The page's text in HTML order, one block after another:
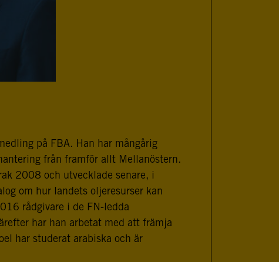
på FBA. Han har mångårig
från framför allt Mellanöstern.
2008 och utvecklade senare, i
om hur landets oljeresurser kan
rådgivare i de FN-ledda
har han arbetat med att främja
har studerat arabiska och är